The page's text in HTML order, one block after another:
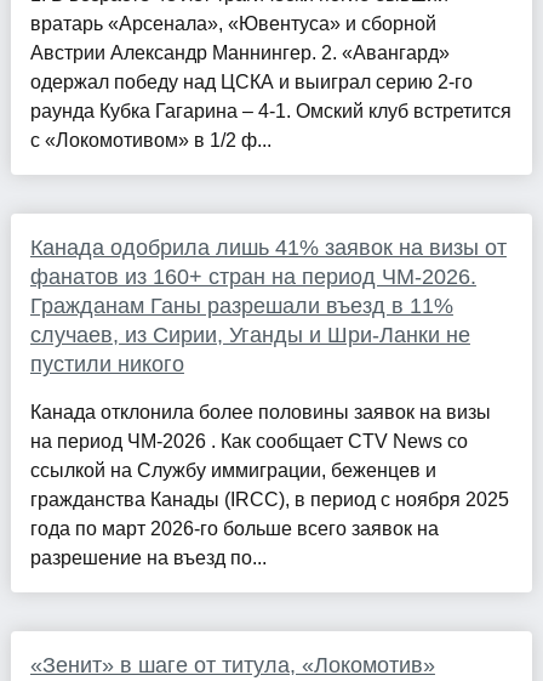
вратарь «Арсенала», «Ювентуса» и сборной
Австрии Александр Маннингер. 2. «Авангард»
одержал победу над ЦСКА и выиграл серию 2-го
раунда Кубка Гагарина – 4-1. Омский клуб встретится
с «Локомотивом» в 1/2 ф...
Канада одобрила лишь 41% заявок на визы от
фанатов из 160+ стран на период ЧМ-2026.
Гражданам Ганы разрешали въезд в 11%
случаев, из Сирии, Уганды и Шри-Ланки не
пустили никого
Канада отклонила более половины заявок на визы
на период ЧМ-2026 . Как сообщает CTV News со
ссылкой на Службу иммиграции, беженцев и
гражданства Канады (IRCC), в период с ноября 2025
года по март 2026-го больше всего заявок на
разрешение на въезд по...
«Зенит» в шаге от титула, «Локомотив»